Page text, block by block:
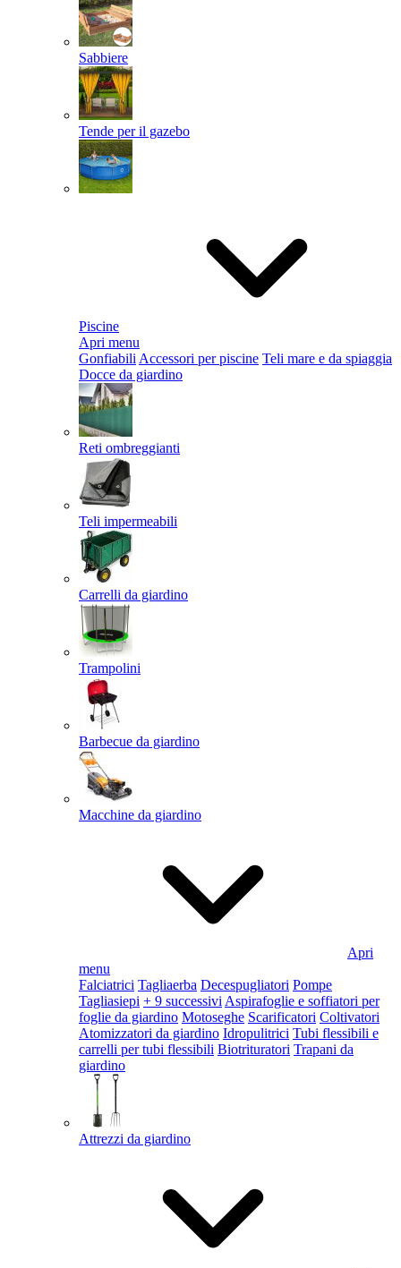
Sabbiere
Tende per il gazebo
Piscine
Apri menu
Gonfiabili Accessori per piscine Teli mare e da spiaggia
Docce da giardino
Reti ombreggianti
Teli impermeabili
Carrelli da giardino
Trampolini
Barbecue da giardino
Macchine da giardino
Apri
menu
Falciatrici Tagliaerba Decespugliatori Pompe
Tagliasiepi + 9 successivi Aspirafoglie e soffiatori per
foglie da giardino Motoseghe Scarificatori Coltivatori
Atomizzatori da giardino Idropulitrici Tubi flessibili e
carrelli per tubi flessibili Biotrituratori Trapani da
giardino
Attrezzi da giardino